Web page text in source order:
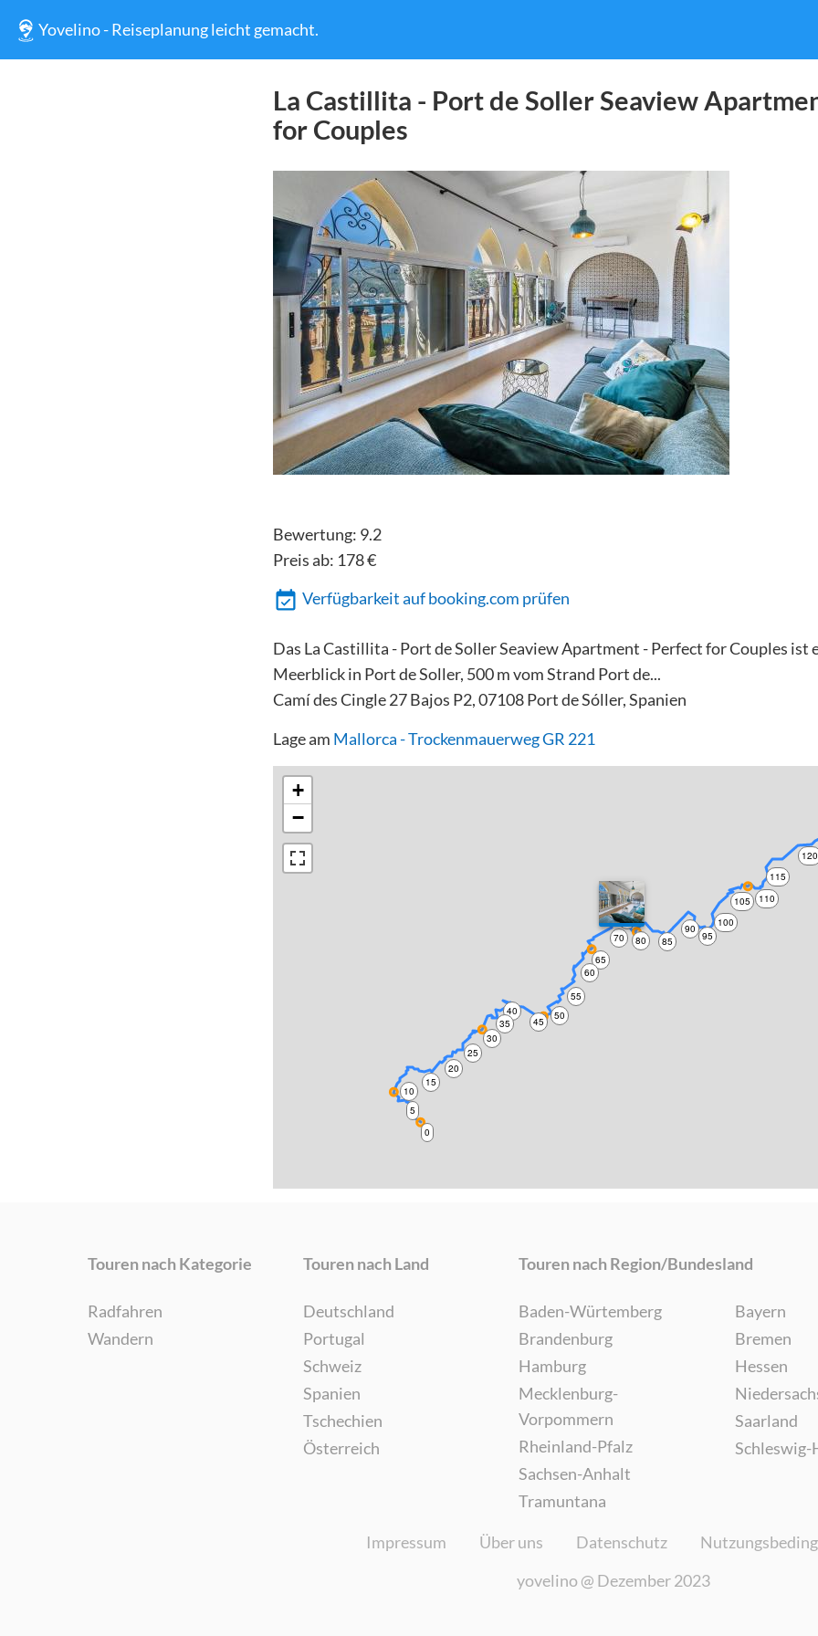
Yovelino - Reiseplanung leicht gemacht.
La Castillita - Port de Soller Seaview
for Couples
Bewertung: 9.2
Preis ab: 178€
Verfügbarkeit auf booking.com prüfen
Das La Castillita - Port de Soller Seaview Apartment - Perfect for Couples
Meerblick in Port de Soller, 500 m vom Strand Port de...
Camí des Cingle 27 Bajos P2, 07108 Port de Sóller, Spanien
Lage am Mallorca - Trockenmauerweg GR 221
0
5
10
15
20
25
30
35
40
45
50
55
60
65
70
75
80
85
90
95
100
105 110
115
120
+
−
Touren nach Kategorie
Radfahren
Wandern
Touren nach Land
Deutschland
Portugal
Schweiz
Spanien
Tschechien
Österreich
Touren nach Region/Bundesland
Baden-Würtemberg
Brandenburg
Hamburg
Mecklenburg-
Vorpommern
Rheinland-Pfalz
Sachsen-Anhalt
Tramuntana
Bayern
Bremen
Hessen
Saarland
Impressum Über uns Datenschutz
yovelino @ Dezember 2023